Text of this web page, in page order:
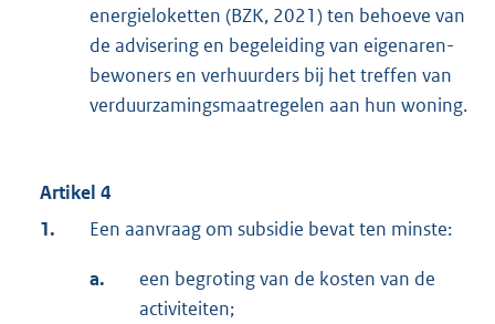
energieloketten (BZK, 2021) ten behoeve van
de advisering en begeleiding van eigenaren-
bewoners en verhuurders bij het treffen van
verduurzamingsmaatregelen aan hun woning.
Artikel 4
1.
Een aanvraag om subsidie bevat ten minste:
a.
een begroting van de kosten van de
activiteiten;